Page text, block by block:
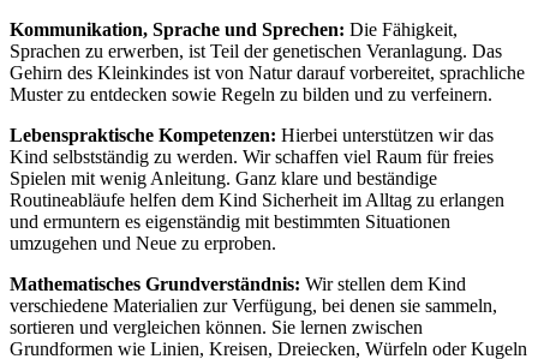
Kommunikation, Sprache und Sprechen: Die Fähigkeit,
Sprachen zu erwerben, ist Teil der genetischen Veranlagung. Das
Gehirn des Kleinkindes ist von Natur darauf vorbereitet, sprachliche
Muster zu entdecken sowie Regeln zu bilden und zu verfeinern.
Lebenspraktische Kompetenzen: Hierbei unterstützen wir das
Kind selbstständig zu werden. Wir schaffen viel Raum für freies
Spielen mit wenig Anleitung. Ganz klare und beständige
Routineabläufe helfen dem Kind Sicherheit im Alltag zu erlangen
und ermuntern es eigenständig mit bestimmten Situationen
umzugehen und Neue zu erproben.
Mathematisches Grundverständnis: Wir stellen dem Kind
verschiedene Materialien zur Verfügung, bei denen sie sammeln,
sortieren und vergleichen können. Sie lernen zwischen
Grundformen wie Linien, Kreisen, Dreiecken, Würfeln oder Kugeln